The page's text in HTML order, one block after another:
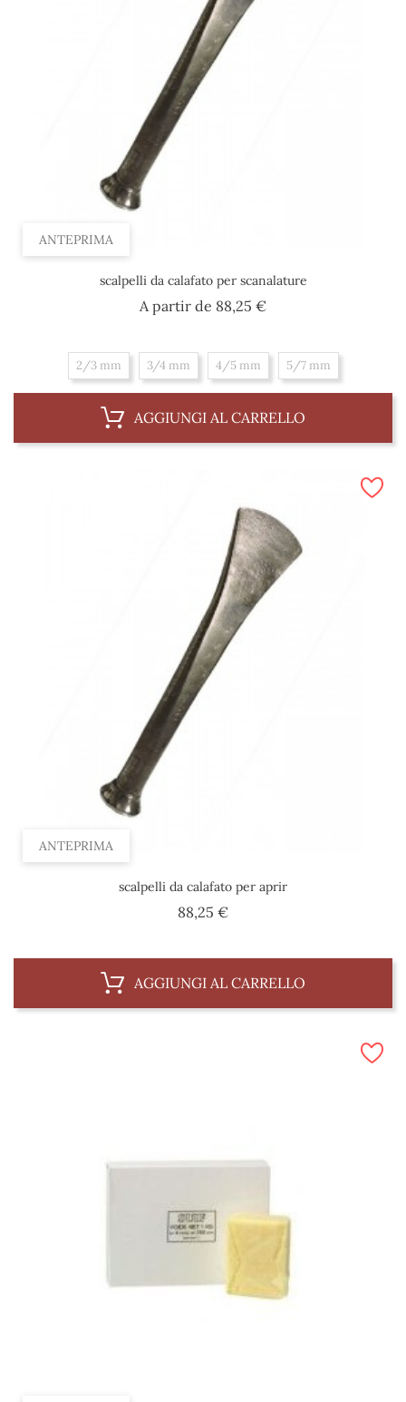
ANTEPRIMA
scalpelli da calafato per scanalature
A partir de 88,25 €Prezzo
2/3 mm 3/4 mm 4/5 mm 5/7 mm
AGGIUNGI AL CARRELLO
ANTEPRIMA
scalpelli da calafato per aprir
88,25 €Prezzo
AGGIUNGI AL CARRELLO